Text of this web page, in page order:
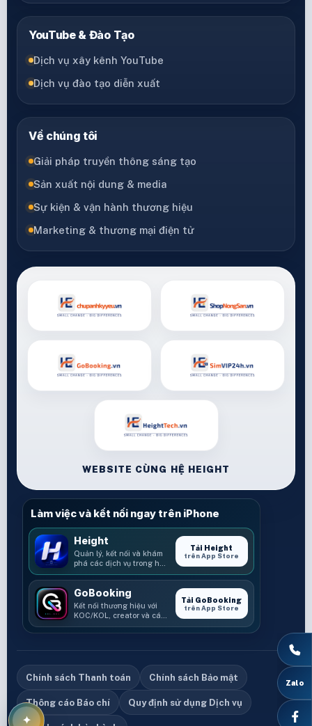
YouTube & Đào Tạo
Dịch vụ xây kênh YouTube
Dịch vụ đào tạo diễn xuất
Về chúng tôi
Giải pháp truyền thông sáng tạo
Sản xuất nội dung & media
Sự kiện & vận hành thương hiệu
Marketing & thương mại điện tử
WEBSITE CÙNG HỆ HEIGHT
Làm việc và kết nối ngay trên iPhone
Height
Quản lý, kết nối và khám
phá các dịch vụ trong hệ
sinh thái Height.
Tải Height
trên App Store
GoBooking
Kết nối thương hiệu với
KOC/KOL, creator và các
cơ hội booking.
Tải GoBooking
trên App Store
Chính sách Thanh toán Chính sách Bảo mật
Thông cáo Báo chí Quy định sử dụng Dịch vụ